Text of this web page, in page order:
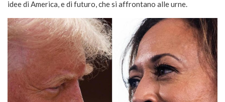
idee di America, e di futuro, che si affrontano alle urne.